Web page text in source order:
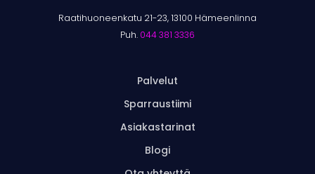
Raatihuoneenkatu 21-23, 13100 Hämeenlinna
Puh. 044 381 3336
Palvelut
Sparraustiimi
Asiakastarinat
Blogi